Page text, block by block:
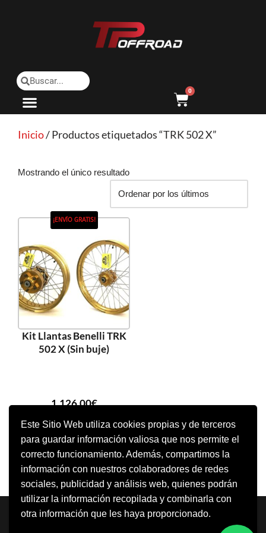
Este Sitio Web utiliza cookies propias y de terceros
para guardar información valiosa que nos permite el
correcto funcionamiento. Además, compartimos la
información con nuestros colaboradores de redes
sociales, publicidad y análisis web, quienes podrán
utilizar la información recopilada y combinarla con
otra información que les haya proporcionado.
0
Inicio/ Productos etiquetados “TRK 502 X”
Mostrando el único resultado
¡ENVÍO GRATIS!
Kit Llantas Benelli TRK
502 X (Sin buje)
1.126,00€
SELECCIONAR OPCIONES
Neve | Funciona gracias a WordPress